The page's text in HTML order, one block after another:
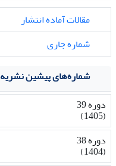
مقالات آماده انتشار
شماره جاری
شماره‌های پیشین نشریه
دوره 39
(1405)
دوره 38
(1404)